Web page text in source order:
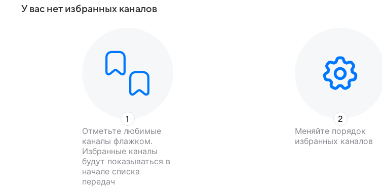
У вас нет избранных каналов
Отметьте любимые
каналы флажком.
Избранные каналы
будут показываться в
начале списка
передач
Меняйте порядок
избранных каналов